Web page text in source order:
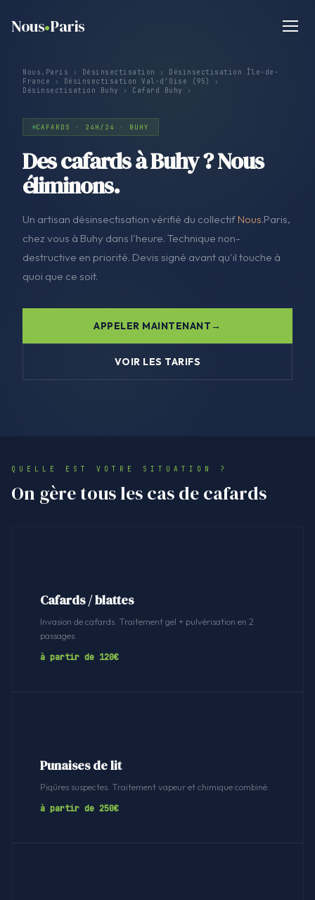
Nous Paris
Nous.Paris › Désinsectisation › Désinsectisation Île-de-
France › Désinsectisation Val-d'Oise (95)
›
Désinsectisation Buhy
› Cafard Buhy ›
CAFARDS · 24H/24 · BUHY
Des cafards à Buhy ? Nous
éliminons.
Un artisan désinsectisation vérifié du collectifNous.Paris,
chez vous à Buhy dans l'heure. Technique non-
destructive en priorité. Devis signé avant qu'il touche à
quoi que ce soit.
APPELER MAINTENANT
VOIR LES TARIFS
QUELLE EST VOTRE SITUATION ?
On gère tous les cas de cafards
Cafards / blattes
Invasion de cafards. Traitement gel + pulvérisation en 2
passages.
à partir de 120€
Punaises de lit
Piqûres suspectes. Traitement vapeur et chimique combiné.
à partir de 250€